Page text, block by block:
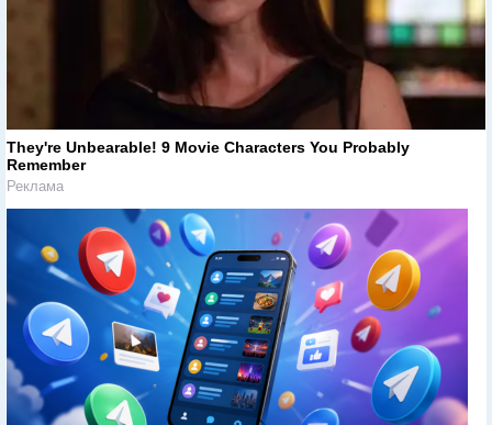
They're Unbearable! 9 Movie Characters You Probably
Remember
Реклама